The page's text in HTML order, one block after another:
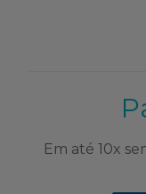
Em até 10x